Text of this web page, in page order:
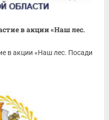
в акции «Наш лес.
в акции «Наш лес. Посади